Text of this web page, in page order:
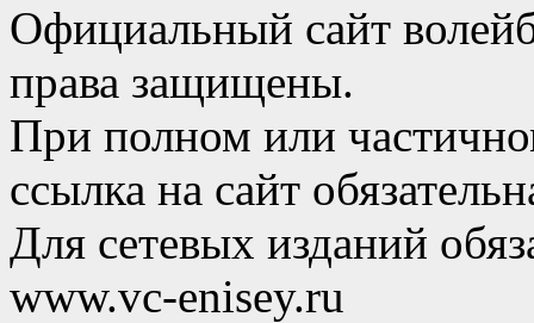
Официальный сайт
права защищены.
При полном или
ссылка на сайт
Для сетевых изданий
www.vc-enisey.ru